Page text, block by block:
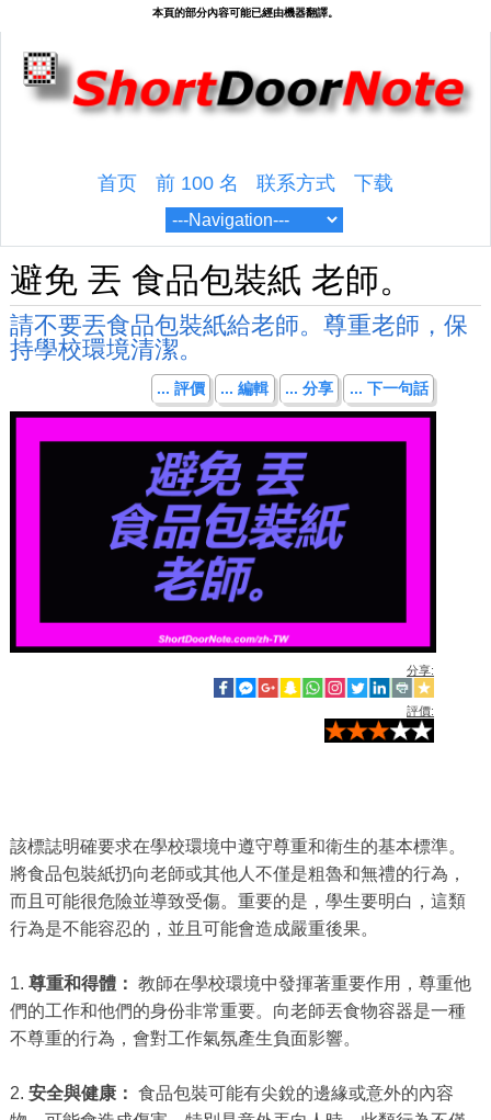
首页 前 100 名 联系方式 下载
避免 丟 食品包裝紙 老師。
請不要丟食品包裝紙給老師。尊重老師，保
持學校環境清潔。
... 評價 ... 編輯 ... 分享 ... 下一句話
分享:
評價:
該標誌明確要求在學校環境中遵守尊重和衛生的基本標準。
將食品包裝紙扔向老師或其他人不僅是粗魯和無禮的行為，
而且可能很危險並導致受傷。重要的是，學生要明白，這類
行為是不能容忍的，並且可能會造成嚴重後果。
1. 尊重和得體： 教師在學校環境中發揮著重要作用，尊重他
們的工作和他們的身份非常重要。向老師丟食物容器是一種
不尊重的行為，會對工作氣氛產生負面影響。
2. 安全與健康： 食品包裝可能有尖銳的邊緣或意外的內容